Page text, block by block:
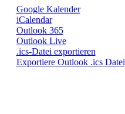
Google Kalender
iCalendar
Outlook 365
Outlook Live
.ics-Datei exportieren
Exportiere Outlook .ics Datei